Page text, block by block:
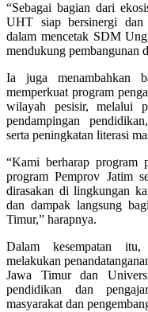
“Sebagai bagian dari
UHT siap bersinergi dan
dalam mencetak SDM
mendukung pembangunan
Ia juga menambahkan
memperkuat program
wilayah pesisir, melalui
pendampingan
serta peningkatan literasi
“Kami berharap program
program Pemprov Jatim
dirasakan di lingkungan
dan dampak langsung
Timur,” harapnya.
Dalam kesempatan itu,
melakukan
Jawa Timur dan
pendidikan dan
masyarakat dan